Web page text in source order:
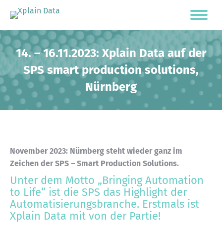
14. – 16.11.2023: Xplain Data auf der
SPS smart production solutions,
Nürnberg
November 2023: Nürnberg steht wieder ganz im
Zeichen der SPS – Smart Production Solutions.
Unter dem Motto „Bringing Automation
to Life“ ist die SPS das Highlight der
Automatisierungsbranche. Erstmals ist
Xplain Data mit von der Partie!